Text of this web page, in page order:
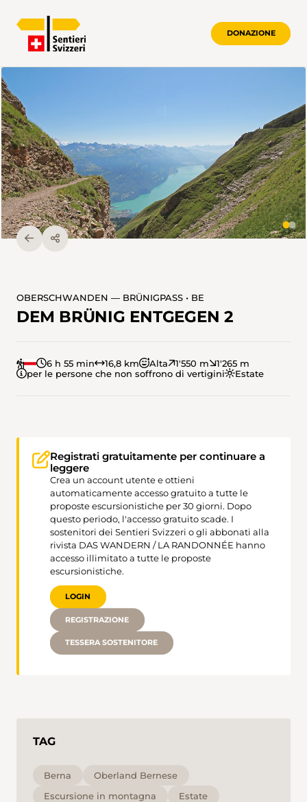
DONAZIONE
OBERSCHWANDEN — BRÜNIGPASS • BE
DEM BRÜNIG ENTGEGEN 2
6 h 55 min 16,8 km Alta 1'550 m
1'265 m
per le persone che non soffrono di vertigini
Estate
Registrati gratuitamente per continuare a
leggere
Crea un account utente e ottieni
automaticamente accesso gratuito a tutte le
proposte escursionistiche per 30 giorni. Dopo
questo periodo, l'accesso gratuito scade. I
sostenitori dei Sentieri Svizzeri o gli abbonati alla
rivista DAS WANDERN / LA RANDONNÉE hanno
accesso illimitato a tutte le proposte
escursionistiche.
LOGIN
REGISTRAZIONE
TESSERA SOSTENITORE
TAG
Berna
Oberland Bernese
Escursione in montagna
Estate